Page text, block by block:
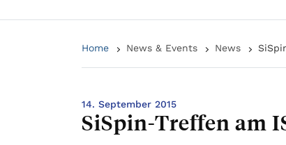
Home News & Events News
14. September 2015
SiSpin-Treffen am